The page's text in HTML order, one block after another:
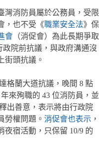
灣消防員屬於公務員，受限
，也不受《職業安全法》保
會 （消促會）為此長期爭取
院前抗議，與政府溝通沒
街頭抗議。
格蘭大道抗議，晚間 8 點
來殉職的 43 位消防員，並
出善意，表示將由行政院
勞權問題。 消促會也表示 ，
夜宿活動，只保留 10/9 的